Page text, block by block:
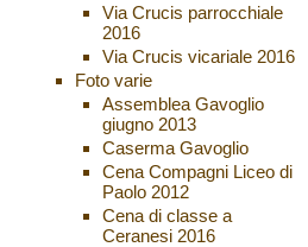
Via Crucis parrocchiale
2016
Via Crucis vicariale 2016
Foto varie
Assemblea Gavoglio
giugno 2013
Caserma Gavoglio
Cena Compagni Liceo di
Paolo 2012
Cena di classe a
Ceranesi 2016